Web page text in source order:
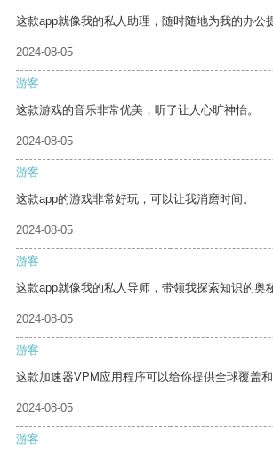
这款app就像我的私人助理，随时随地为我的办公
2024-08-05
游客
这款游戏的音乐非常优美，听了让人心旷神怡。
2024-08-05
游客
这款app的游戏非常好玩，可以让我消磨时间。
2024-08-05
游客
这款app就像我的私人导师，带领我探索知识的奥
2024-08-05
游客
这款加速器VPM应用程序可以给你提供全球覆盖和
2024-08-05
游客